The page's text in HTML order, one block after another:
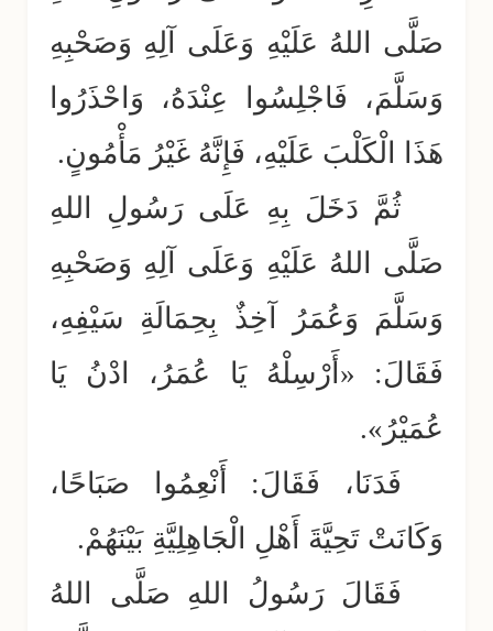
صَلَّى اللهُ عَلَيْهِ وَعَلَى آلِهِ وَصَحْبِهِ
وَسَلَّمَ، فَاجْلِسُوا عِنْدَهُ، وَاحْذَرُوا
هَذَا الْكَلْبَ عَلَيْهِ، فَإِنَّهُ غَيْرُ مَأْمُونٍ.
ثُمَّ دَخَلَ بِهِ عَلَى رَسُولِ اللهِ
صَلَّى اللهُ عَلَيْهِ وَعَلَى آلِهِ وَصَحْبِهِ
وَسَلَّمَ وَعُمَرُ آخِذٌ بِحِمَالَةِ سَيْفِهِ،
فَقَالَ: «أَرْسِلْهُ يَا عُمَرُ، ادْنُ يَا
عُمَيْرُ».
فَدَنَا، فَقَالَ: أَنْعِمُوا صَبَاحًا،
وَكَانَتْ تَحِيَّةَ أَهْلِ الْجَاهِلِيَّةِ بَيْنَهُمْ.
فَقَالَ رَسُولُ اللهِ صَلَّى اللهُ